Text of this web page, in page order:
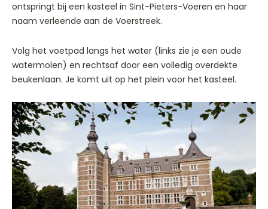
ontspringt bij een kasteel in Sint-Pieters-Voeren en haar
naam verleende aan de Voerstreek.
Volg het voetpad langs het water (links zie je een oude
watermolen) en rechtsaf door een volledig overdekte
beukenlaan. Je komt uit op het plein voor het kasteel.